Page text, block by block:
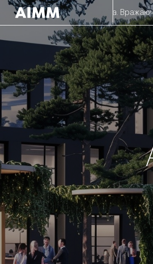
архітектура. Вражаюча